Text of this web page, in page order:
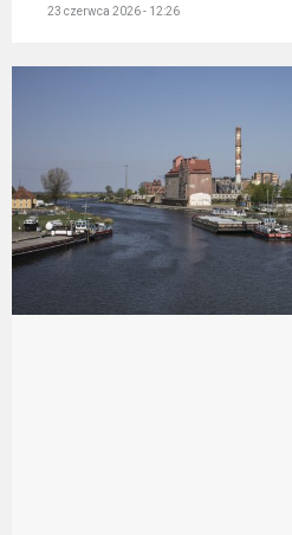
23 czerwca 2026 - 12:26